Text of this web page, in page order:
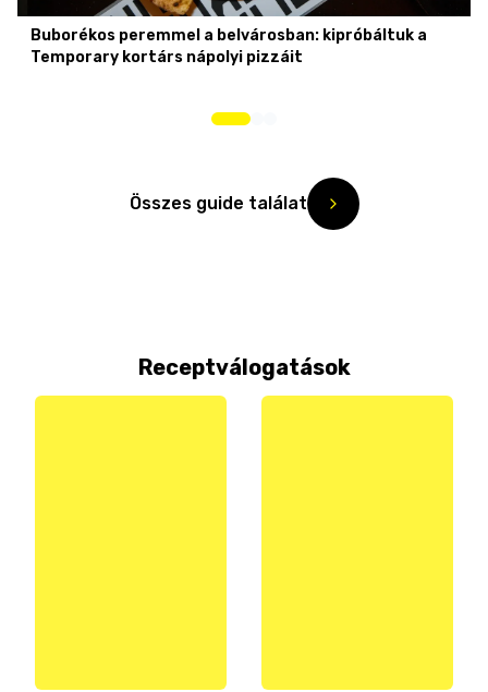
Buborékos peremmel a belvárosban: kipróbáltuk a
Temporary kortárs nápolyi pizzáit
Összes guide találat
Receptválogatások